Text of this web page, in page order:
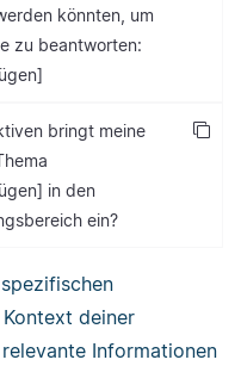
könnten, um
zu beantworten:
bringt meine
in den
ein?
deiner
Informationen